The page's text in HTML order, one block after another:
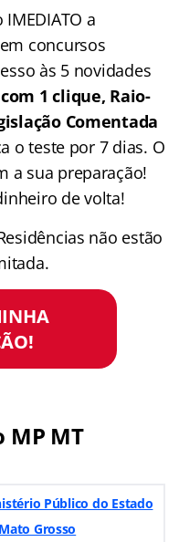
a
concursos
às 5 novidades
1 clique, Raio-
Comentada
o teste por 7 dias. O
a sua preparação!
de volta!
não estão
MP MT
Público do Estado
Grosso